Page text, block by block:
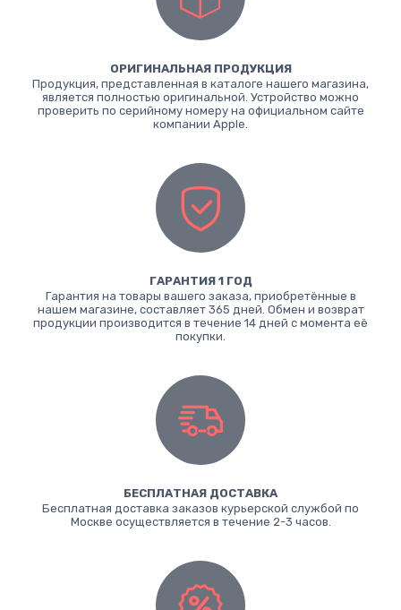
ОРИГИНАЛЬНАЯ ПРОДУКЦИЯ
Продукция, представленная в каталоге нашего магазина,
является полностью оригинальной. Устройство можно
проверить по серийному номеру на официальном сайте
компании Apple.
ГАРАНТИЯ 1 ГОД
Гарантия на товары вашего заказа, приобретённые в
нашем магазине, составляет 365 дней. Обмен и возврат
продукции производится в течение 14 дней с момента её
покупки.
БЕСПЛАТНАЯ ДОСТАВКА
Бесплатная доставка заказов курьерской службой по
Москве осуществляется в течение 2-3 часов.